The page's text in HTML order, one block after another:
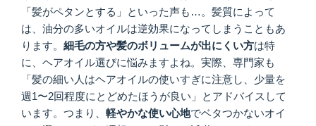
「髪がペタンとする」といった声も…。髪質によって
は、油分の多いオイルは逆効果になってしまうこともあ
ります。 細毛の方や髪のボリュームが出にくい方は特
に、ヘアオイル選びに悩みますよね。実際、専門家も
「髪の細い人はヘアオイルの使いすぎに注意し、少量を
週1〜2回程度にとどめたほうが良い」とアドバイスして
います。つまり、 軽やかな使い心地でベタつかないオイ